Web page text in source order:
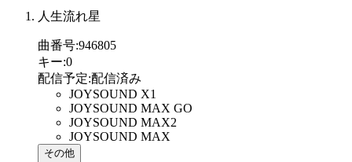
人生流れ星
曲番号:946805
キー:0
配信予定:配信済み
JOYSOUND X1
JOYSOUND MAX GO
JOYSOUND MAX2
JOYSOUND MAX
その他